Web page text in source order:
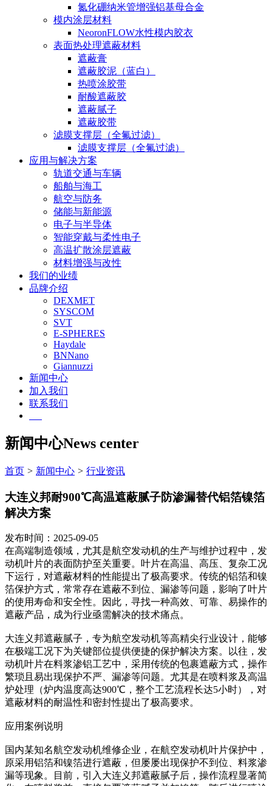
氮化硼纳米管增强铝基母合金
模内涂层材料
NeoronFLOW水性模内胶衣
表面热处理遮蔽材料
遮蔽膏
遮蔽胶泥（蓝白）
热喷涂胶带
耐酸遮蔽胶
遮蔽腻子
遮蔽胶带
滤膜支撑层（全氟过滤）
滤膜支撑层（全氟过滤）
应用与解决方案
轨道交通与车辆
船舶与海工
航空与防务
储能与新能源
电子与半导体
智能穿戴与柔性电子
高温扩散涂层遮蔽
材料增强与改性
我们的业绩
品牌介绍
DEXMET
SYSCOM
SVT
E-SPHERES
Haydale
BNNano
Giannuzzi
新闻中心
加入我们
联系我们
新闻中心News center
首页 > 新闻中心 > 行业资讯
大连义邦耐900℃高温遮蔽腻子防渗漏替代铝箔镍箔
解决方案
发布时间：2025-09-05
在高端制造领域，尤其是航空发动机的生产与维护过程中，发
动机叶片的表面防护至关重要。叶片在高温、高压、复杂工况
下运行，对遮蔽材料的性能提出了极高要求。传统的铝箔和镍
箔保护方式，常常存在遮蔽不到位、漏渗等问题，影响了叶片
的使用寿命和安全性。因此，寻找一种高效、可靠、易操作的
遮蔽产品，成为行业亟需解决的技术痛点。
大连义邦遮蔽腻子，专为航空发动机等高精尖行业设计，能够
在极端工况下为关键部位提供便捷的保护解决方案。以往，发
动机叶片在料浆渗铝工艺中，采用传统的包裹遮蔽方式，操作
繁琐且易出现保护不严、漏渗等问题。尤其是在喷料浆及高温
炉处理（炉内温度高达900℃，整个工艺流程长达5小时），对
遮蔽材料的耐温性和密封性提出了极高要求。
应用案例说明
国内某知名航空发动机维修企业，在航空发动机叶片保护中，
原采用铝箔和镍箔进行遮蔽，但屡屡出现保护不到位、料浆渗
漏等现象。目前，引入大连义邦遮蔽腻子后，操作流程显著简